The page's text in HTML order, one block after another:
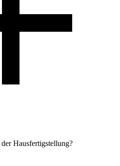
Hausfertigstellung?